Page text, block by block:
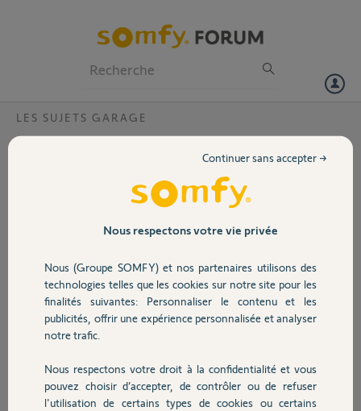
Volet
Sécurité
Domotique
Chauffage
LES SUJETS GARAGE
Impossibilité de mémoriser mes
télécommandes sur un système motorisé
de garage GDK 700
J'ai 2 télécommandes Keytis 2 RTS Somfy. Je n'arrive plus à les
Malgré le suivi de la notice, je n'y arrive pas.
Merci,
il y a presque 2 ans
Participer au fil de discussion
Nous respectons votre vie privée
Nous (Groupe SOMFY) et nos partenaires utilisons des
technologies telles que les cookies sur notre site pour les
finalités suivantes: Personnaliser le contenu et les
publicités, offrir une expérience personnalisée et analyser
notre trafic.
Nous respectons votre droit à la confidentialité et vous
pouvez choisir d’accepter, de contrôler ou de refuser
l'utilisation de certains types de cookies ou certains
Continuer sans accepter →